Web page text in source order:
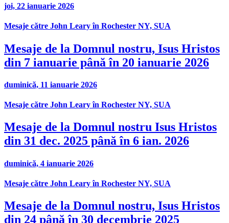
joi, 22 ianuarie 2026
Mesaje către John Leary în Rochester NY, SUA
Mesaje de la Domnul nostru, Isus Hristos
din 7 ianuarie până în 20 ianuarie 2026
duminică, 11 ianuarie 2026
Mesaje către John Leary în Rochester NY, SUA
Mesaje de la Domnul nostru Isus Hristos
din 31 dec. 2025 până în 6 ian. 2026
duminică, 4 ianuarie 2026
Mesaje către John Leary în Rochester NY, SUA
Mesaje de la Domnul nostru, Isus Hristos
din 24 până în 30 decembrie 2025